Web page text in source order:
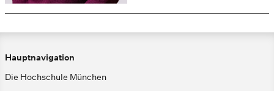
Hauptnavigation
Die Hochschule München